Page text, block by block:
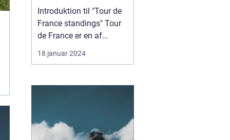
Historisk udvikling
og vigtige
informationer
Introduktion til "Tour de
France standings" Tour
de France er en af
verdens mest
prestigefyldte cykelløb,
tusindvis af sports- og
kendskab til "Tour de
France standings"
18 januar 2024